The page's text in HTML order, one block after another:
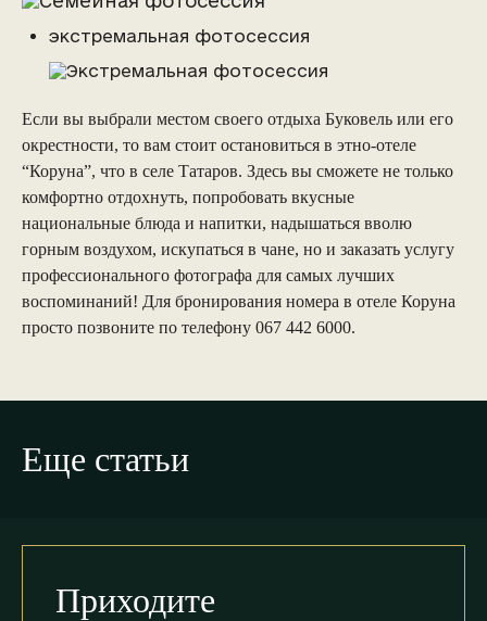
экстремальная фотосессия
Если вы выбрали местом своего отдыха Буковель или его
окрестности, то вам стоит остановиться в этно-отеле
“Коруна”, что в селе Татаров. Здесь вы сможете не только
комфортно отдохнуть, попробовать вкусные
национальные блюда и напитки, надышаться вволю
горным воздухом, искупаться в чане, но и заказать услугу
профессионального фотографа для самых лучших
воспоминаний! Для бронирования номера в отеле Коруна
просто позвоните по телефону 067 442 6000.
Еще статьи
Приходите